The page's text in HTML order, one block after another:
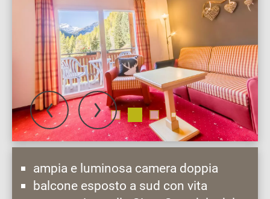
ampia e luminosa camera doppia
balcone esposto a sud con vita